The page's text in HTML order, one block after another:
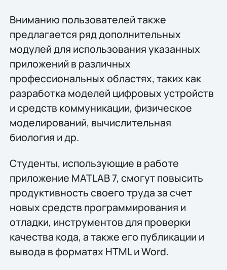
Вниманию пользователей также
предлагается ряд дополнительных
модулей для использования указанных
приложений в различных
профессиональных областях, таких как
разработка моделей цифровых устройств
и средств коммуникации, физическое
моделирований, вычислительная
биология и др.
Студенты, использующие в работе
приложение MATLAB 7, смогут повысить
продуктивность своего труда за счет
новых средств программирования и
отладки, инструментов для проверки
качества кода, а также его публикации и
вывода в форматах HTML и Word.